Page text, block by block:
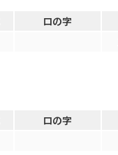
ロの字
ロの字
大型スクリーンあり
株主総会・IR